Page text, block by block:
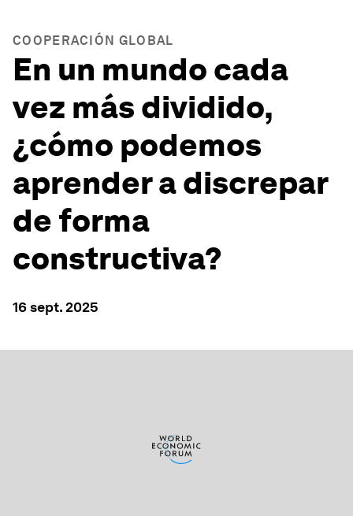
COOPERACIÓN GLOBAL
En un mundo cada
vez más dividido,
¿cómo podemos
aprender a discrepar
de forma
constructiva?
16 sept. 2025